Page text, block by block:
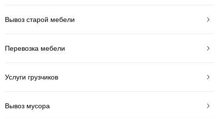
Вывоз старой мебели
Перевозка мебели
Услуги грузчиков
Вывоз мусора